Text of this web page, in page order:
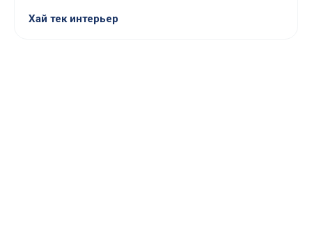
Хай тек интерьер